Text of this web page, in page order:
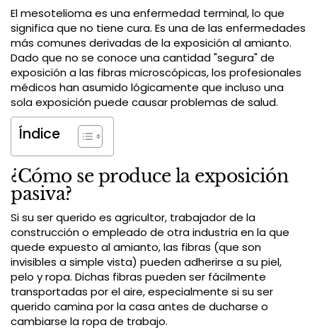
El mesotelioma es una enfermedad terminal, lo que
significa que no tiene cura. Es una de las enfermedades
más comunes derivadas de la exposición al amianto.
Dado que no se conoce una cantidad "segura" de
exposición a las fibras microscópicas, los profesionales
médicos han asumido lógicamente que incluso una
sola exposición puede causar problemas de salud.
Índice
¿Cómo se produce la exposición
pasiva?
Si su ser querido es agricultor, trabajador de la
construcción o empleado de otra industria en la que
quede expuesto al amianto, las fibras (que son
invisibles a simple vista) pueden adherirse a su piel,
pelo y ropa. Dichas fibras pueden ser fácilmente
transportadas por el aire, especialmente si su ser
querido camina por la casa antes de ducharse o
cambiarse la ropa de trabajo.